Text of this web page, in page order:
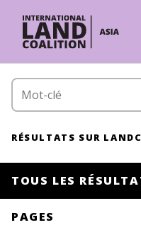
RÉSULTATS SUR
TOUS LES
PAGES